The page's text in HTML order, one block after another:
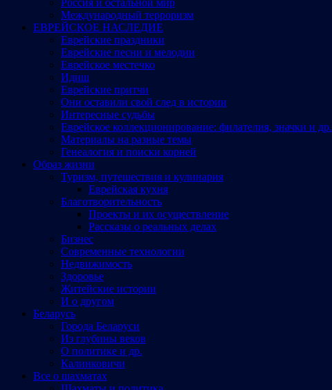
Международный терроризм
ЕВРЕЙСКОЕ НАСЛЕДИЕ
Еврейские праздники
Еврейские песни и мелодии
Еврейское местечко
Идиш
Еврейские притчи
Они оставили свой след в истории
Интересные судьбы
Еврейское коллекционирование: филателия, значки и др.
Материалы на разные темы
Генеалогия и поиски корней
Образ жизни
Туризм, путешествия и кулинария
Еврейская кухня
Благотворительность
Проекты и их осуществление
Рассказы о реальных делах
Бизнес
Современные технологии
Недвижимость
Здоровье
Житейские истории
И о другом
Беларусь
Города Беларуси
Из глубины веков
О политике и др.
Калинковичи
Все о шахматах